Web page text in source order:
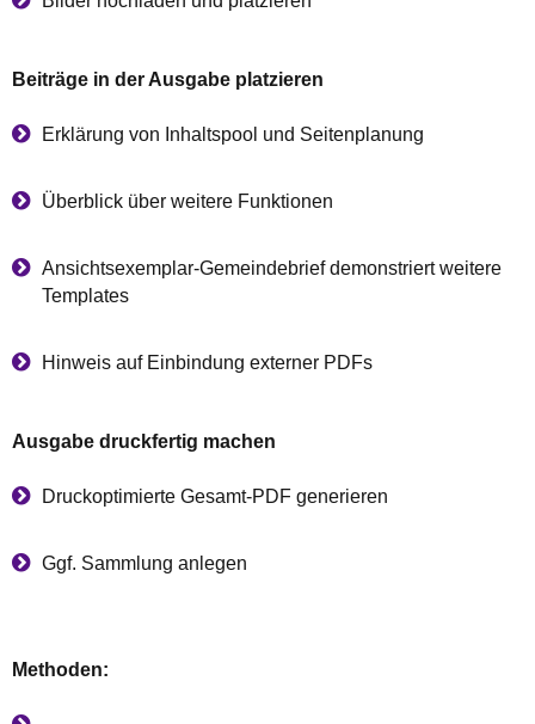
Beiträge in der Ausgabe platzieren
Erklärung von Inhaltspool und Seitenplanung
Überblick über weitere Funktionen
Ansichtsexemplar-Gemeindebrief demonstriert weitere
Templates
Hinweis auf Einbindung externer PDFs
Ausgabe druckfertig machen
Druckoptimierte Gesamt-PDF generieren
Ggf. Sammlung anlegen
Methoden: